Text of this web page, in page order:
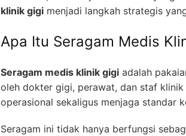
klinik gigi menjadi langkah strategis
Apa Itu Seragam Medis
Seragam medis klinik gigi adalah
oleh dokter gigi, perawat, dan staf
operasional sekaligus menjaga standar
Seragam ini tidak hanya berfungsi